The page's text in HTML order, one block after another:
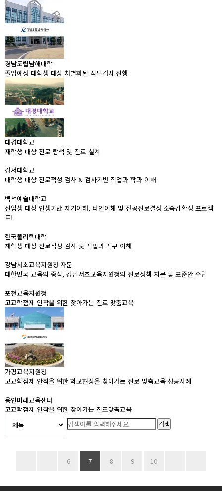
경남도립남해대학
졸업예정 대학생 대상 차별화된 직무검사 진행
대경대학교
재학생 대상 진로 탐색 및 진로 설계
강서대학교
대학생 대상 진로적성 검사 & 검사기반 직업과 학과 이해
백석예술대학교
신입생 대상 인생기반 자기이해, 타인이해 및 전공진로결정 소속감확정 프로젝
트!
한국폴리텍대학
재학생 대상 진로적성 검사 및 직업과 직무 이해
강남서초교육지원청 자문
대한민국 교육의 중심, 강남서초교육지원청의 진로정책 자문 및 표준안 수립
포천교육지원청
고교학점제 안착을 위한 찾아가는 진로 맞춤교육
가평교육지원청
고교학점제 안착을 위한 학교현장을 찾아가는 진로 맞춤교육 성공사례
용인미래교육센터
고교학점제 안착을 위한 찾아가는 진로맞춤교육
6 7 8 9 10